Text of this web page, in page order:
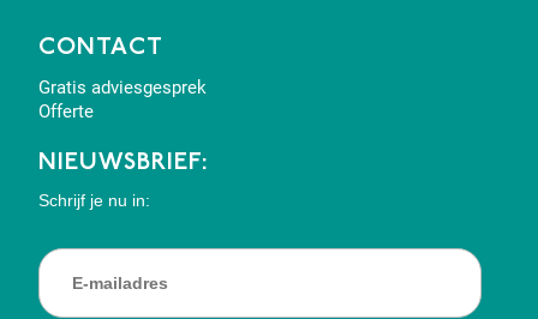
CONTACT
Gratis adviesgesprek
Offerte
NIEUWSBRIEF:
Schrijf je nu in: